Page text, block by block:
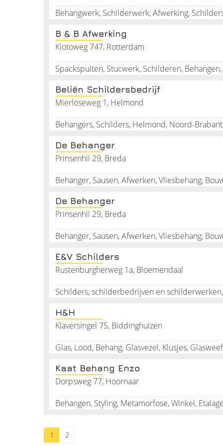
vereeuwigd op de muur.
Succes met behangen of maak het jezelf
Behangwerk, Schilderwerk, Afwerking,
B & B Afwerking
Kiotoweg 747, Rotterdam
Beliën Schildersbedrijf
Mierloseweg 1, Helmond
Behangers, Schilders, Helmond, Noord-
De Behanger
Prinsenhil 29, Breda
Behanger, Sausen, Afwerken, Vliesbehang,
De Behanger
Prinsenhil 29, Breda
Behanger, Sausen, Afwerken, Vliesbehang,
E&V Schilders
Rustenburgherweg 1a, Bloemendaal
H&H
Klaversingel 75, Biddinghuizen
Glas, Lood, Behang, Glasvezel, Klusjes,
Kaat Behang Enzo
Dorpsweg 77, Hoornaar
Behangen, Styling, Metamorfose, Winkel,
1 2